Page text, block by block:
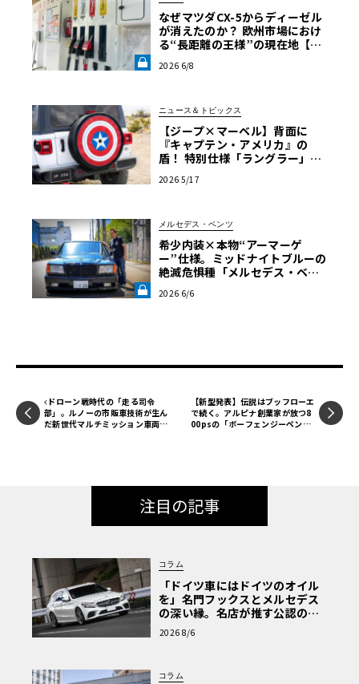
なぜマツダCX-5からディーゼル
が消えたのか？ 欧州市場におけ
る“長距離の王様”の現在地【木
AB》
2026 6/8
ニュース＆トピックス
【ジープ×マーベル】背面に
『キャプテン・アメリカ』の
盾！ 特別仕様「ラングラー」に
2026 5/17
メルセデス・ベンツ
希少内装×本物“アーマーゲ
ー”仕様。ミッドナイトブルーの
絶滅危惧種「メルセデス・ベン
由【愛車と原体験】《LE VOLA
2026 6/6
ドローン戦時代の「走る司令
部」。ルノーの市販車技術が生ん
だ新世代マルチミッション車両
【新型発表】伝説はブッフローエ
で続く。アルピナ創業家が放つ8
00psの「ボーフェンジーペン05
注目の記事
コラム
「ドイツ車にはドイツのオイル
を」名門フックスとメルセデス
の深い縁。名店が推す公認の安
心と、Cクラスで味わうシルキー
な走り〈PR〉
2026 8/6
コラム